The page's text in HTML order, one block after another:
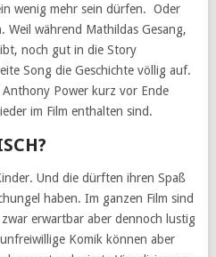
wenig mehr sein dürfen. Oder
Weil während Mathildas Gesang,
noch gut in die Story
Song die Geschichte völlig auf.
Anthony Power kurz vor Ende
im Film enthalten sind.
Und die dürften ihren Spaß
haben. Im ganzen Film sind
erwartbar aber dennoch lustig
Komik können aber